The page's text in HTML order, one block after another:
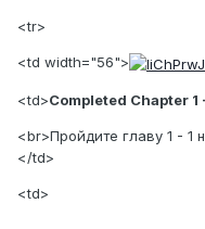
<tr>
<td width="56">
<td>Completed Chapter 1
<br>Пройдите главу 1 -
</td>
<td>